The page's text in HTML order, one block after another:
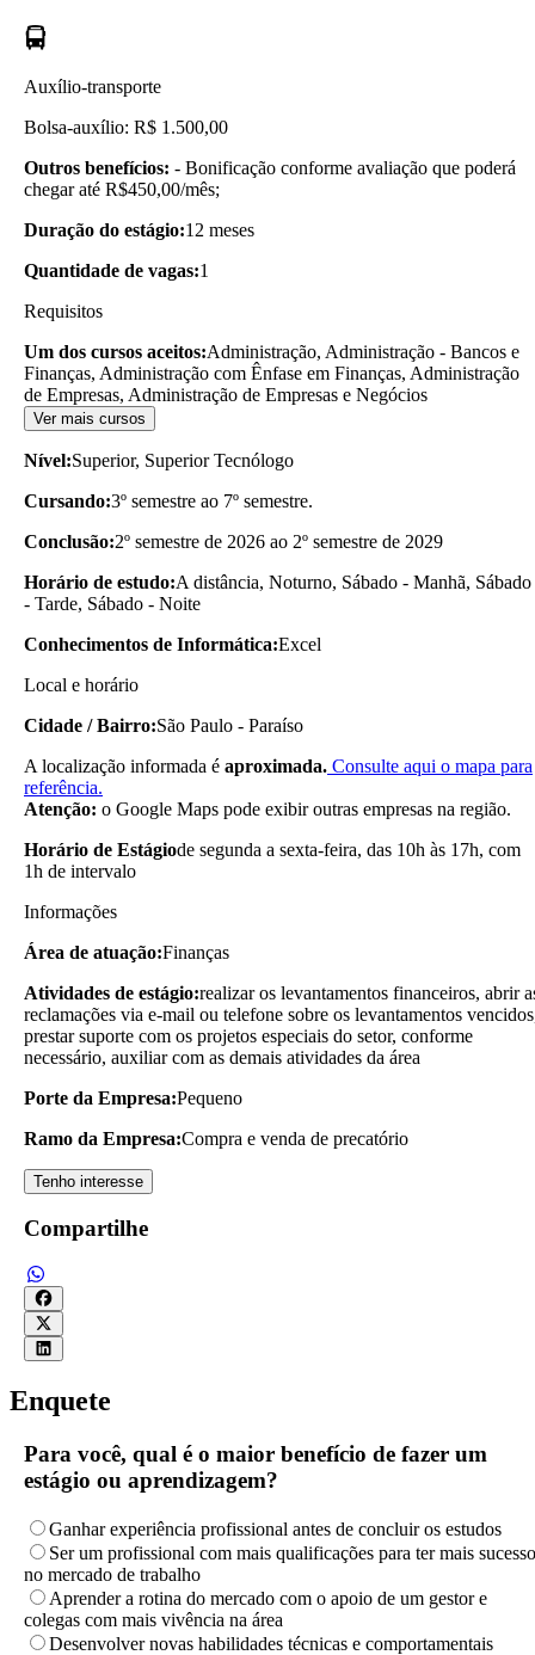
Auxílio-transporte
Bolsa-auxílio: R$ 1.500,00
Outros benefícios: - Bonificação conforme avaliação que poderá
chegar até R$450,00/mês;
Duração do estágio:12 meses
Quantidade de vagas:1
Requisitos
Um dos cursos aceitos:Administração, Administração - Bancos e
Finanças, Administração com Ênfase em Finanças, Administração
de Empresas, Administração de Empresas e Negócios
Ver mais cursos
Nível:Superior, Superior Tecnólogo
Cursando:3º semestre ao 7º semestre.
Conclusão:2º semestre de 2026 ao 2º semestre de 2029
Horário de estudo:A distância, Noturno, Sábado - Manhã, Sábado
- Tarde, Sábado - Noite
Conhecimentos de Informática:Excel
Local e horário
Cidade / Bairro:São Paulo - Paraíso
A localização informada é aproximada. Consulte aqui o mapa para
referência.
Atenção: o Google Maps pode exibir outras empresas na região.
Horário de Estágiode segunda a sexta-feira, das 10h às 17h, com
1h de intervalo
Informações
Área de atuação:Finanças
Atividades de estágio:realizar os levantamentos financeiros, abrir
reclamações via e-mail ou telefone sobre os levantamentos
prestar suporte com os projetos especiais do setor, conforme
necessário, auxiliar com as demais atividades da área
Porte da Empresa:Pequeno
Ramo da Empresa:Compra e venda de precatório
Tenho interesse
Compartilhe
Enquete
Para você, qual é o maior benefício de fazer um
estágio ou aprendizagem?
Ganhar experiência profissional antes de concluir os estudos
Ser um profissional com mais qualificações para ter mais sucesso
no mercado de trabalho
Aprender a rotina do mercado com o apoio de um gestor e
colegas com mais vivência na área
Desenvolver novas habilidades técnicas e comportamentais